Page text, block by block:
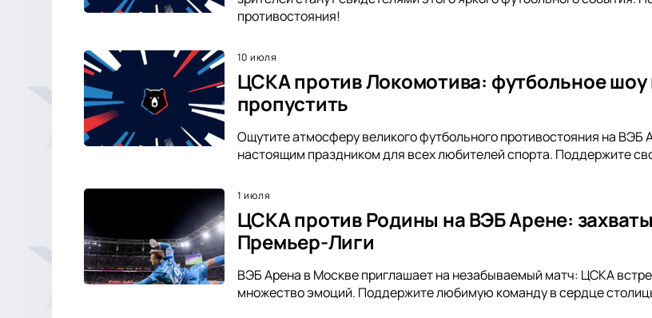
противостояния!
10 июля
ЦСКА против Локомотива: футбольное шоу
пропустить
Ощутите атмосферу великого футбольного противостояния на
настоящим праздником для всех любителей спорта. Поддержите
1 июля
ЦСКА против Родины на ВЭБ Арене:
Премьер-Лиги
ВЭБ Арена в Москве приглашает на незабываемый матч: ЦСКА
множество эмоций. Поддержите любимую команду в сердце